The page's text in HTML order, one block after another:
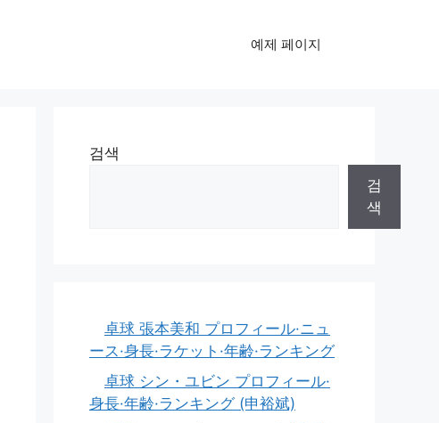
예제 페이지
검색
검
색
卓球 張本美和 プロフィール·ニュ
ース·身長·ラケット·年齢·ランキング
卓球 シン・ユビン プロフィール·
身長·年齢·ランキング (申裕斌)